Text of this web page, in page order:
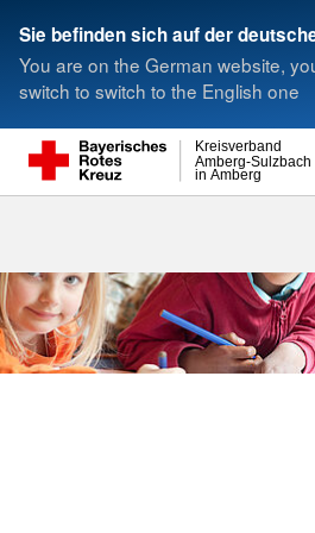
Sie befinden sich auf der
You are on the German website,
switch to switch to the English one
in Amberg
Amberg-Sulzbach
Kreisverband